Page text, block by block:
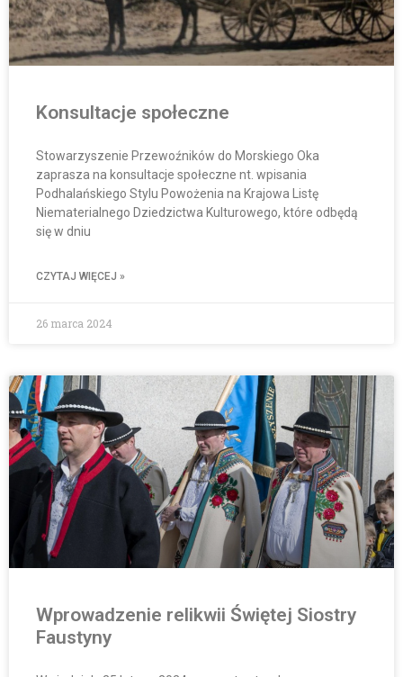
Konsultacje społeczne
Stowarzyszenie Przewoźników do Morskiego Oka
zaprasza na konsultacje społeczne nt. wpisania
Podhalańskiego Stylu Powożenia na Krajowa Listę
Niematerialnego Dziedzictwa Kulturowego, które odbędą
się w dniu
CZYTAJ WIĘCEJ »
26 marca 2024
Wprowadzenie relikwii Świętej Siostry
Faustyny